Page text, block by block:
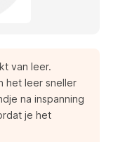
van leer.
het leer sneller
na inspanning
je het